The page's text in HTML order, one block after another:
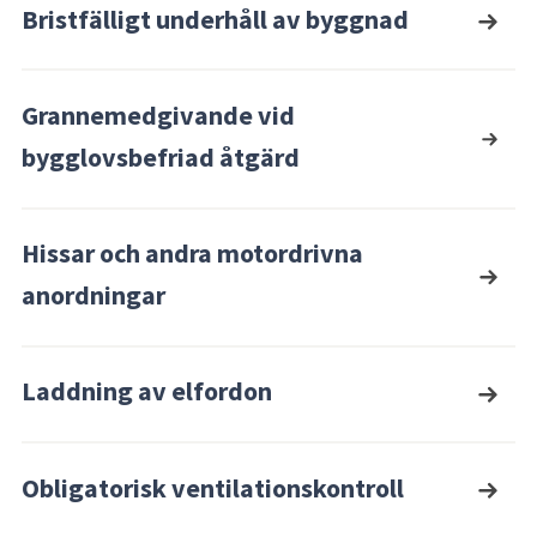
Bristfälligt underhåll av byggnad
Grannemedgivande vid
bygglovsbefriad åtgärd
Hissar och andra motordrivna
anordningar
Laddning av elfordon
Obligatorisk ventilationskontroll